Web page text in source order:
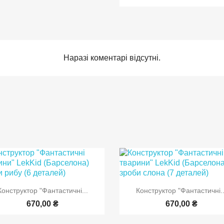
Наразі коментарі відсутні.
 Швидкий перегляд
"Фантастичні...
670,00 ₴
 Швидкий перегляд
Конструктор
670,00 ₴